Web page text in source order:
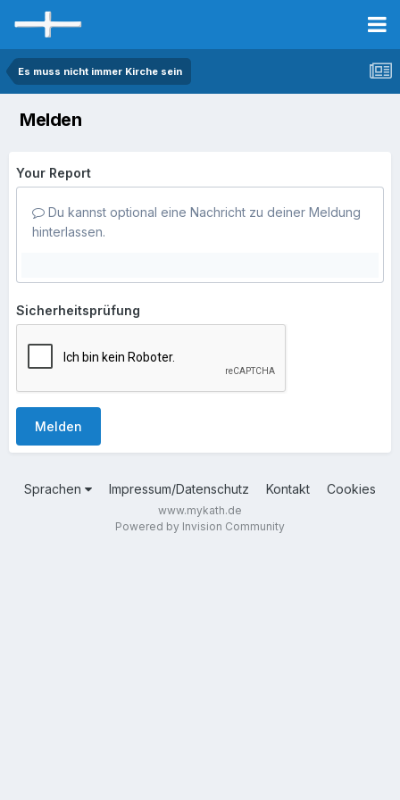
Es muss nicht immer Kirche sein
Melden
Your Report
Du kannst optional eine Nachricht zu deiner Meldung
hinterlassen.
Sicherheitsprüfung
Melden
Sprachen Impressum/Datenschutz Kontakt Cookies
www.mykath.de
Powered by Invision Community